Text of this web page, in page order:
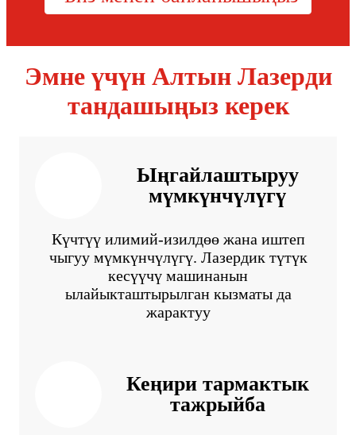
Эмне үчүн Алтын Лазерди
тандашыңыз керек
Ыңгайлаштыруу
мүмкүнчүлүгү
Күчтүү илимий-изилдөө жана иштеп
чыгуу мүмкүнчүлүгү. Лазердик түтүк
кесүүчү машинанын
ылайыкташтырылган кызматы да
жарактуу
Кеңири тармактык
тажрыйба